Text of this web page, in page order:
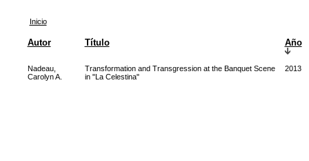
Inicio
Autor Título Año
Nadeau,
Carolyn A.
Transformation and Transgression at the Banquet Scene
in "La Celestina"
2013